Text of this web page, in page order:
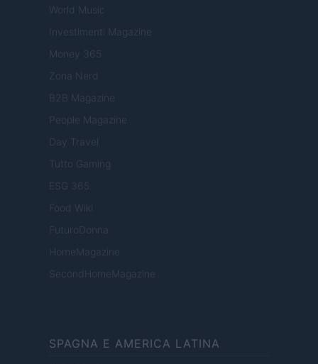
World Music
Investimenti Magazine
Money 365
Zona Nerd
B2B Magazine
People Magazine
Day Travel
Tutto Gaming
ESG 365
Food Wiki
FuturoDonna
HomeMagazine
SecondHomeMagazine
SPAGNA E AMERICA LATINA